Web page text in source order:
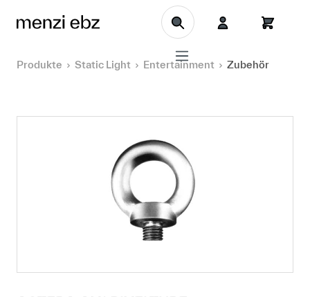
Zum Hauptinhalt springen
Produkte Static Light Entertainment Zubehör